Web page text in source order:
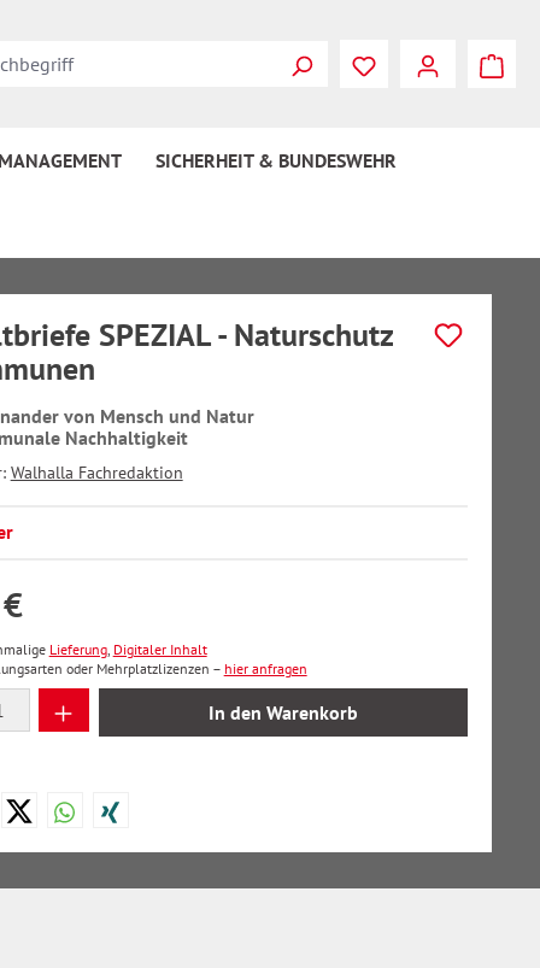
SICHERHEIT & BUNDESWEHR
SPEZIAL - Naturschutz
von Mensch und Natur
Nachhaltigkeit
Walhalla Fachredaktion
Lieferung, Digitaler Inhalt
oder Mehrplatzlizenzen – hier anfragen
Anzahl: Gib den gewünschten Wert ein
In den Warenkorb